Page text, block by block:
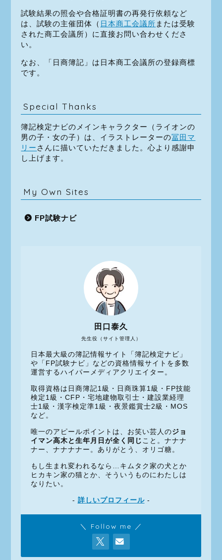
試験結果の照会や合格証明書の再発行依頼など
は、試験の主催団体（ 日本商工会議所 または受験
された商工会議所）に直接お問い合わせくださ
い。
なお、「日商簿記」は日本商工会議所の登録商標
です。
Special Thanks
簿記検定ナビのメインキャラクター（ライオンの
男の子・女の子）は、イラストレーターの冨田マ
リー さんに描いていただきました。心より感謝申
し上げます。
My Own Sites
FP試験ナビ
先生役（サイト管理人）
田口泰久
日本最大級の簿記情報サイト「簿記検定ナビ」
や「FP試験ナビ」などの資格情報サイトを多数
運営するハイパーメディアクリエイター。
取得資格は日商簿記1級・日商珠算1級・FP技能
検定1級・CFP・宅地建物取引士・建設業経理
士1級・漢字検定準1級・夜景鑑賞士2級・MOS
など。
唯一のアピールポイントは、お笑い芸人のジョ
イマン高木と生年月日が全く同じ こと。ナナナ
ナー、ナナナナー。ありがとう、オリゴ糖。
もし生まれ変われるなら…キムタク家の犬とか
ヒカキン家の猫とか、そういうものにわたしは
なりたい。
- 詳しいプロフィール-
＼ Follow me ／